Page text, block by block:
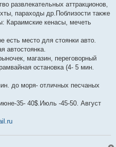
развлекательных аттракционов,
параходы др.Поблизости также
Караимские кенасы, мечеть
место для стоянки авто.
автостоянка.
магазин, переговорный
остановка (4- 5 мин.
до моря- отличных песчаных
35- 40$.Июль -45-50. Август